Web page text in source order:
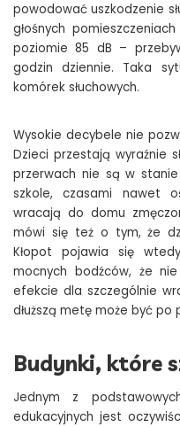
powodować uszkodzenie
głośnych
poziomie 85 dB –
godzin dziennie. Taka
komórek słuchowych.
Wysokie decybele nie
Dzieci przestają wyraźnie
przerwach nie są w
szkole, czasami nawet
wracają do domu
mówi się też o tym, że
Kłopot pojawia się
mocnych bodźców, że
efekcie dla szczególnie
dłuższą metę może być po
Budynki, które
Jednym z
edukacyjnych jest